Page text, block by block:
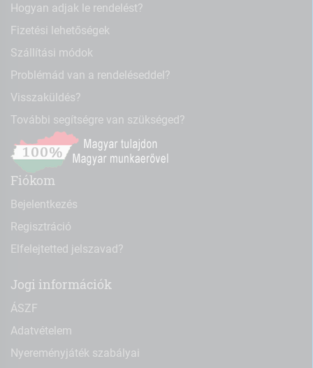
Hogyan adjak le rendelést?
Fizetési lehetőségek
Szállítási módok
Problémád van a rendeléseddel?
Visszaküldés?
További segítségre van szükséged?
Fiókom
Bejelentkezés
Regisztráció
Elfelejtetted jelszavad?
Jogi információk
ÁSZF
Adatvételem
Nyereményjáték szabályai